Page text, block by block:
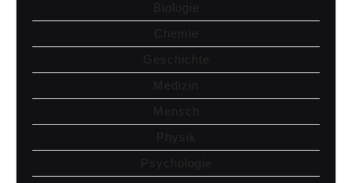
Biologie
Chemie
Geschichte
Medizin
Mensch
Physik
Psychologie